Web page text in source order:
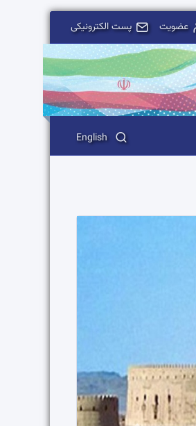
عضویت پست الکترونیکی
English